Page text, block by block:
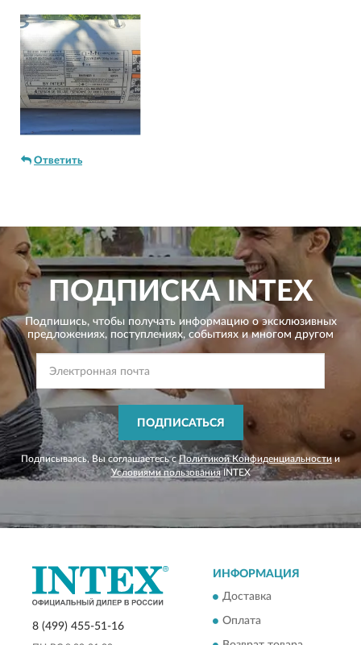
Ответить
ПОДПИСКАINTEX
Подпишись, чтобы получать информацию о эксклюзивных
предложениях, поступлениях, событиях и многом другом
ПОДПИСАТЬСЯ
Подписываясь, Вы соглашаетесь сПолитикой Конфиденциальности и
Условиями пользованияINTEX
8 (499) 455-51-16
ИНФОРМАЦИЯ
Доставка
Оплата